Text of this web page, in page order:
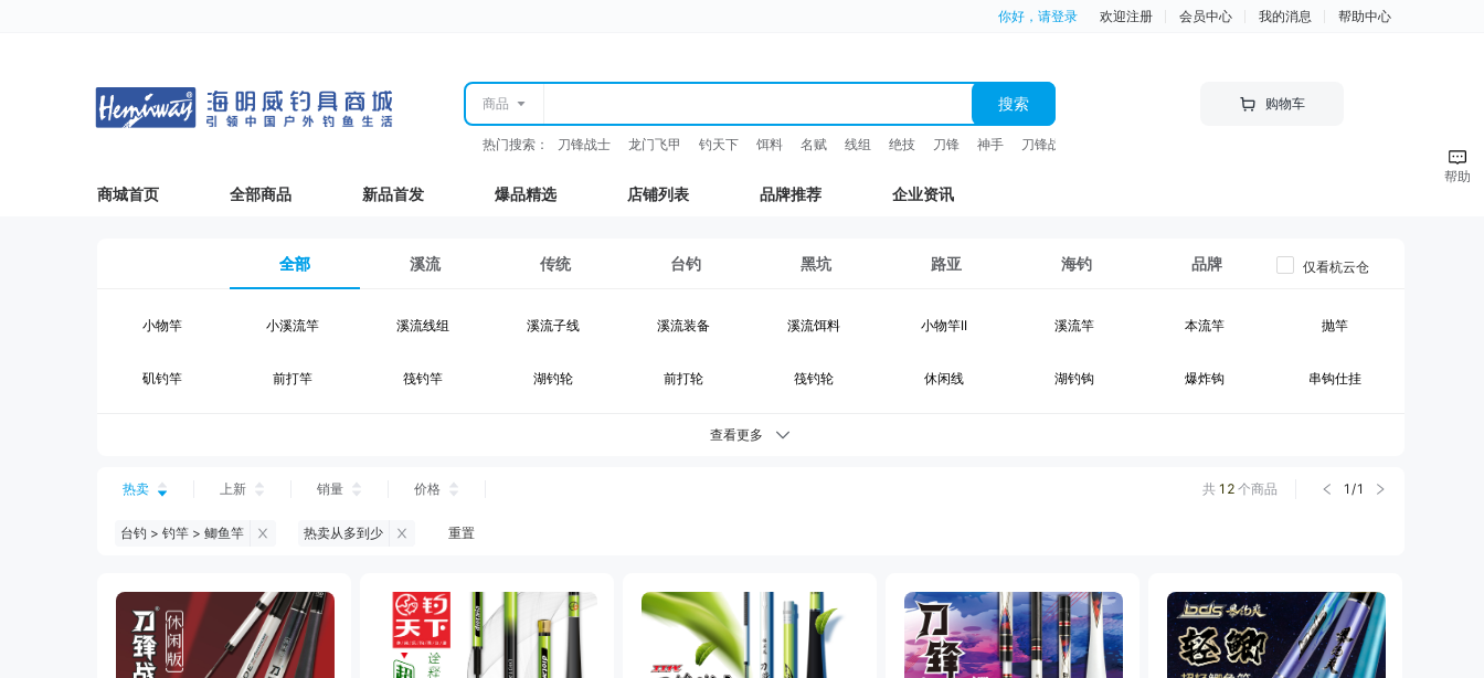
你好，请登录 欢迎注册 会员中心 我的消息 帮助中心
商品 搜索
热门搜索： 刀锋战士 龙门飞甲 钓天下 饵料 名赋 线组 绝技 刀锋 神手 刀锋战士 竿
购物车
商城首页 全部商品 新品首发 爆品精选 店铺列表 品牌推荐 企业资讯
全部 溪流 传统 台钓 黑坑 路亚 海钓 品牌
小物竿 小溪流竿 溪流线组 溪流子线 溪流装备 溪流饵料 小物竿II 溪流竿 本流竿 抛竿
矶钓竿 前打竿 筏钓竿 湖钓轮 前打轮 筏钓轮 休闲线 湖钓钩 爆炸钩 串钩仕挂
台钓仕挂 台钓钩 台钓竿包 鱼护
钓鱼伞 台钓服饰 台钓装备
黑坑浮漂 黑坑配件 黑坑钓灯 黑坑网架 黑坑钓箱 黑坑竿包 黑坑鱼护 黑坑钓伞 黑坑服饰 黑坑装备
黑坑饵料 马口竿 路亚竿 雷强竿 路亚轮 水滴轮 鼓轮 路亚线 路亚钩饵 路亚配件
查看更多
仅看杭云仓
热卖 上新 销量 价格 共 12 个商品 1 /1
台钓 > 钓竿 > 鲫鱼竿 热卖从多到少 重置
帮助